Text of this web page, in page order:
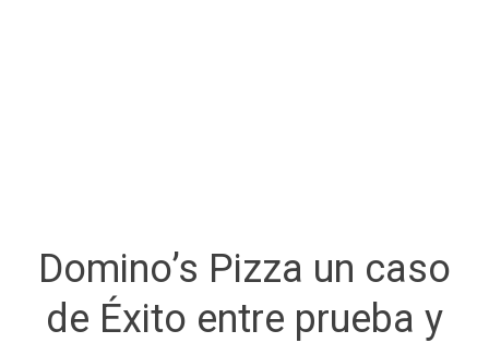
Domino’s Pizza un caso
de Éxito entre prueba y